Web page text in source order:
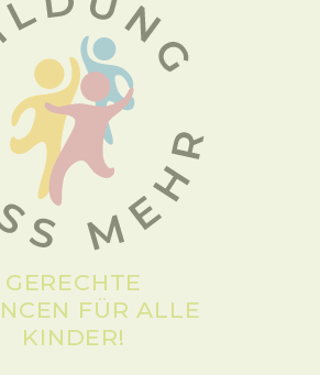
GERECHTE
FÜR ALLE
KINDER!